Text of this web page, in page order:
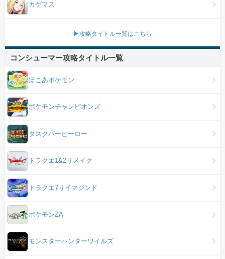
カゲマス
▶攻略タイトル一覧はこちら
コンシューマー攻略タイトル一覧
ぽこあポケモン
ポケモンチャンピオンズ
タスクバーヒーロー
ドラクエ1&2リメイク
ドラクエ7リイマジンド
ポケモンZA
モンスターハンターワイルズ